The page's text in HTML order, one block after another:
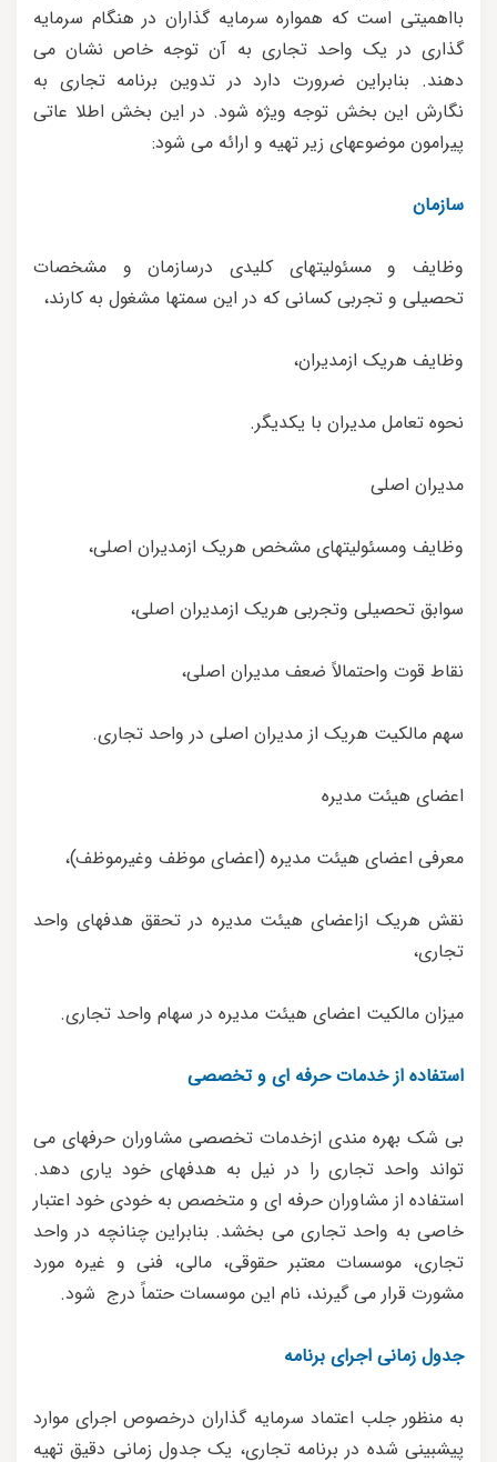
بااهمیتی است که همواره سرمایه گذاران در هنگام سرمایه
گذاری در یک واحد تجاری به آن توجه خاص نشان می
دهند. بنابراین ضرورت دارد در تدوین برنامه تجاری به
نگارش این بخش توجه ویژه شود. در این بخش اطلا عاتی
پیرامون موضوعهای زیر تهیه و ارائه می شود:
سازمان
وظایف و مسئولیتهای کلیدی درسازمان و مشخصات
تحصیلی و تجربی کسانی که در این سمتها مشغول به کارند،
وظایف هریک ازمدیران،
نحوه تعامل مدیران با یکدیگر.
مدیران اصلی
وظایف ومسئولیتهای مشخص هریک ازمدیران اصلی،
سوابق تحصیلی وتجربی هریک ازمدیران اصلی،
نقاط قوت واحتمالاً ضعف مدیران اصلی،
سهم مالکیت هریک از مدیران اصلی در واحد تجاری.
اعضای هیئت مدیره
معرفی اعضای هیئت مدیره (اعضای موظف وغیرموظف)،
نقش هریک ازاعضای هیئت مدیره در تحقق هدفهای واحد
تجاری،
میزان مالکیت اعضای هیئت مدیره در سهام واحد تجاری.
استفاده از خدمات حرفه ای و تخصصی
بی شک بهره مندی ازخدمات تخصصی مشاوران حرفهای می
تواند واحد تجاری را در نیل به هدفهای خود یاری دهد.
استفاده از مشاوران حرفه ای و متخصص به خودی خود اعتبار
خاصی به واحد تجاری می بخشد. بنابراین چنانچه در واحد
تجاری، موسسات معتبر حقوقی، مالی، فنی و غیره مورد
مشورت قرار می گیرند، نام این موسسات حتماً درج شود.
جدول زمانی اجرای برنامه
به منظور جلب اعتماد سرمایه گذاران درخصوص اجرای موارد
پیشبینی شده در برنامه تجاری، یک جدول زمانی دقیق تهیه